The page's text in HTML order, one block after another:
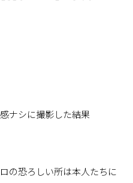
感ナシに撮影した結果
の恐ろしい所は本人たちに